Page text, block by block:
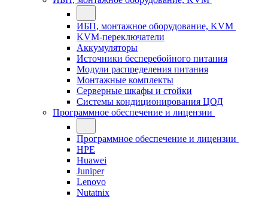
ИБП, монтажное оборудование, KVM
KVM-переключатели
Аккумуляторы
Источники бесперебойного питания
Модули распределения питания
Монтажные комплекты
Серверные шкафы и стойки
Системы кондиционирования ЦОД
Программное обеспечение и лицензии
Программное обеспечение и лицензии
HPE
Huawei
Juniper
Lenovo
Nutatnix